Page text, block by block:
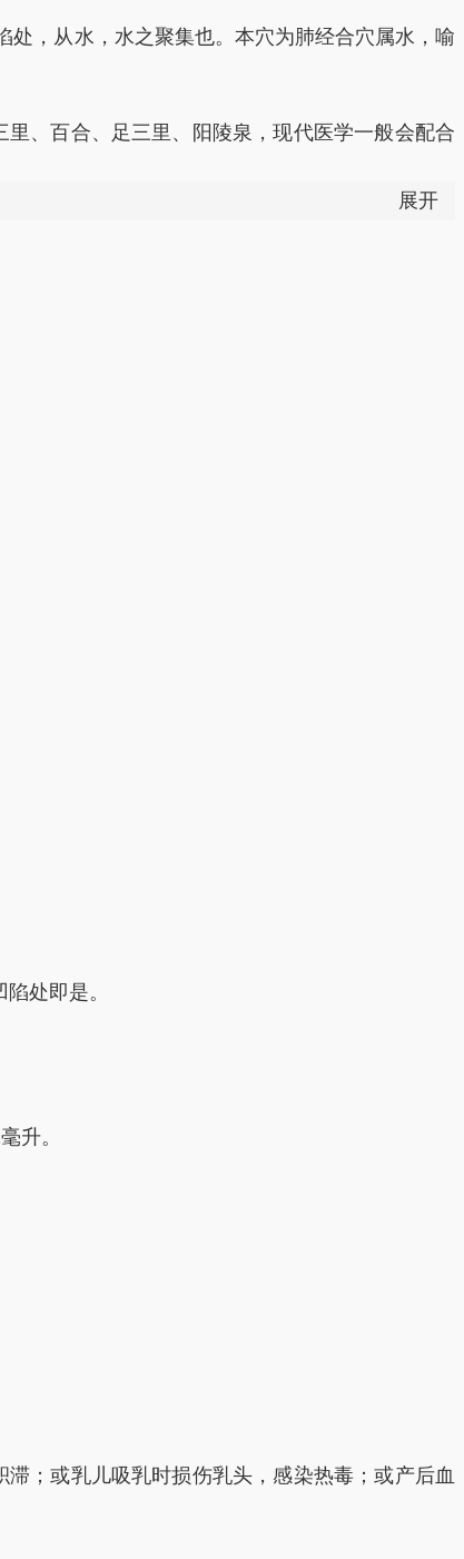
处，从水，水之聚集也。本穴为肺经合穴属水，喻
、百合、足三里、阳陵泉，现代医学一般会配合
有手臂拘挛急，尺泽刺深去不仁。”由此可见，尺
出，胁下痛。”临床常用于急性胃肠炎的上吐下泻
展开
处即是。
升。
；或乳儿吸乳时损伤乳头，感染热毒；或产后血